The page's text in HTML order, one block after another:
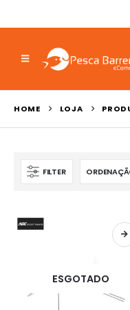
HOME LOJA
FILTER
ESGOTADO